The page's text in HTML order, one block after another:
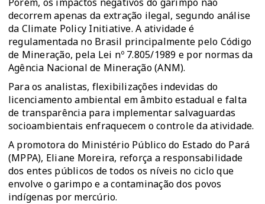
decorrem apenas da extração ilegal, segundo análise
da Climate Policy Initiative. A atividade é
regulamentada no Brasil principalmente pelo Código
de Mineração, pela Lei nº 7.805/1989 e por normas da
Agência Nacional de Mineração (ANM).
Para os analistas, flexibilizações indevidas do
licenciamento ambiental em âmbito estadual e falta
de transparência para implementar salvaguardas
socioambientais enfraquecem o controle da atividade.
A promotora do Ministério Público do Estado do Pará
(MPPA), Eliane Moreira, reforça a responsabilidade
dos entes públicos de todos os níveis no ciclo que
envolve o garimpo e a contaminação dos povos
indígenas por mercúrio.